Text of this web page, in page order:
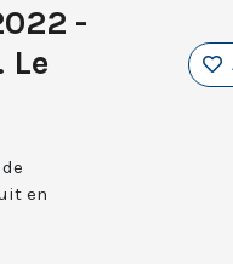
-
Le
en